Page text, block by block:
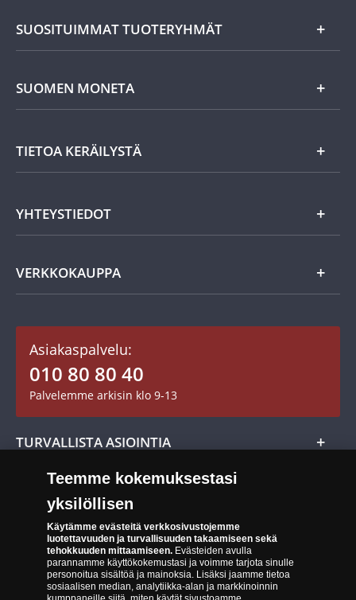
SUOSITUIMMAT TUOTERYHMÄT
Uutuudet
Eurokolikot
Vanhat rahat
Keräilytarvikkeet
Mitalit
SUOMEN MONETA
Töihin Suomen Monetaan?
TIETOA KERÄILYSTÄ
YHTEYSTIEDOT
Asiakaspalvelu
VERKKOKAUPPA
Asiakastili / Omat sivut
Toimitusehdot
Maksutavat
Evästeet Suomen Monetan verkkokaupassa
Saavutettavuusseloste
Asiakaspalvelu:
010 80 80 40
Palvelemme arkisin klo 9-13
TURVALLISTA ASIOINTIA
Turvallinen kumppani
Aitous- ja laatutakuu
14 päivän palautusoikeus
Teemme kokemuksestasi
yksilöllisen
Käytämme evästeitä verkkosivustojemme
luotettavuuden ja turvallisuuden takaamiseen sekä
tehokkuuden mittaamiseen.Evästeiden avulla
parannamme käyttökokemustasi ja voimme tarjota sinulle
personoitua sisältöä ja mainoksia. Lisäksi jaamme tietoa
sosiaalisen median, analytiikka-alan ja markkinoinnin